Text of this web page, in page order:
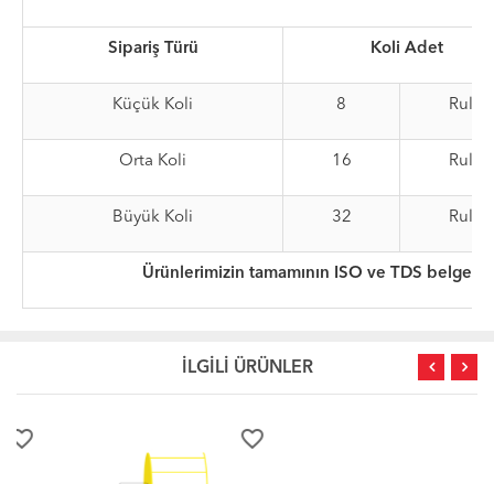
Sipariş Türü Koli Adet
Küçük Koli 8 Rulo
Orta Koli 16 Rulo
Büyük Koli 32 Rulo
Ürünlerimizin tamamının ISO ve TDS
İLGİLİ ÜRÜNLER